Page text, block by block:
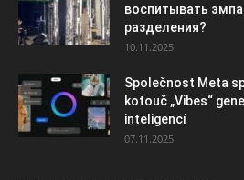
воспитывать
разделения?
10.11.2025
Společnost Meta
kotouč „Vibes“
inteligencí
07.11.2025